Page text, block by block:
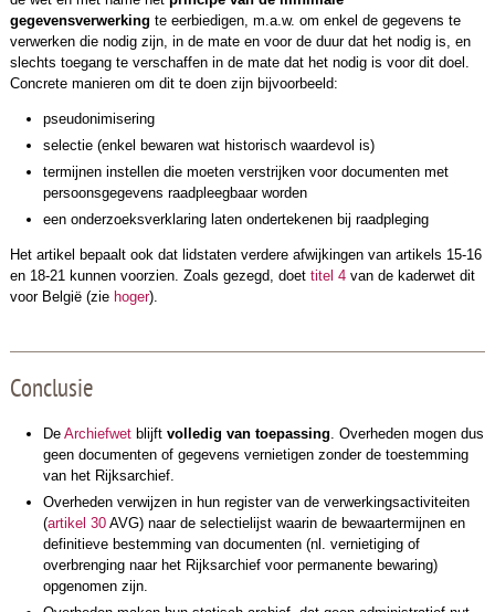
gegevensverwerking te eerbiedigen, m.a.w. om enkel de gegevens te
verwerken die nodig zijn, in de mate en voor de duur dat het nodig is, en
slechts toegang te verschaffen in de mate dat het nodig is voor dit doel.
Concrete manieren om dit te doen zijn bijvoorbeeld:
pseudonimisering
selectie (enkel bewaren wat historisch waardevol is)
termijnen instellen die moeten verstrijken voor documenten met
persoonsgegevens raadpleegbaar worden
een onderzoeksverklaring laten ondertekenen bij raadpleging
Het artikel bepaalt ook dat lidstaten verdere afwijkingen van artikels 15-16
en 18-21 kunnen voorzien. Zoals gezegd, doet titel 4van de kaderwet dit
voor België (zie hoger).
Conclusie
De Archiefwetblijft volledig van toepassing . Overheden mogen dus
geen documenten of gegevens vernietigen zonder de toestemming
van het Rijksarchief.
Overheden verwijzen in hun register van de verwerkingsactiviteiten
(artikel 30AVG) naar de selectielijst waarin de bewaartermij­nen en
definitieve bestemming van documenten (nl. vernietiging of
overbrenging naar het Rijksarchief voor permanente bewaring)
opgenomen zijn.